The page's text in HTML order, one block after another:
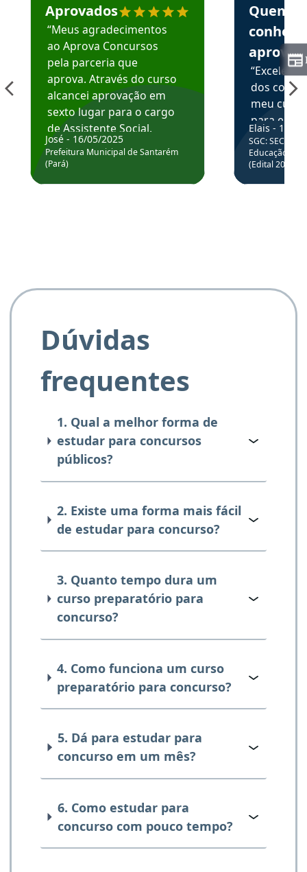
Aprovados
“Meus agradecimentos
ao Aprova Concursos
pela parceria que
aprova. Através do curso
alcancei aprovação em
sexto lugar para o cargo
de Assistente Social.
Hoje estou atuando na
Prefeitura de Santarém.
José - 16/05/2025
Prefeitura Municipal de Santarém
(Pará)
Quem
aprova
dos
meu
para
colocar
através
de
Elais - 15/
SGC: SEC BA
Educação
(Edital
Dúvidas
frequentes
1. Qual a melhor forma de
estudar para concursos
públicos?
2. Existe uma forma mais fácil
de estudar para concurso?
3. Quanto tempo dura um
curso preparatório para
concurso?
4. Como funciona um curso
preparatório para concurso?
5. Dá para estudar para
concurso em um mês?
6. Como estudar para
concurso com pouco tempo?